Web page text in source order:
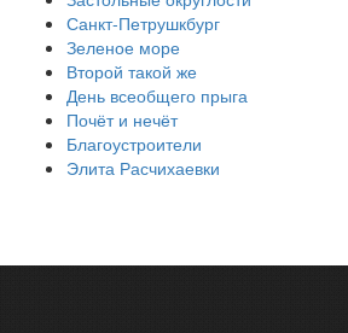
Санкт-Петрушкбург
Зеленое море
Второй такой же
День всеобщего прыга
Почёт и нечёт
Благоустроители
Элита Расчихаевки